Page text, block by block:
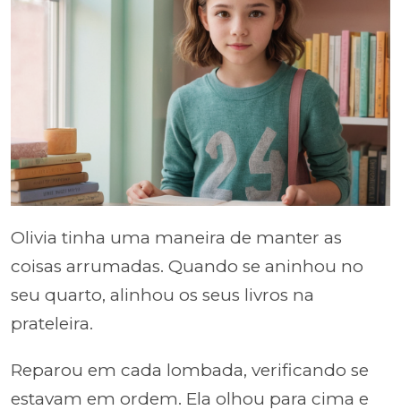
Olivia tinha uma maneira de manter as
coisas arrumadas. Quando se aninhou no
seu quarto, alinhou os seus livros na
prateleira.
Reparou em cada lombada, verificando se
estavam em ordem. Ela olhou para cima e